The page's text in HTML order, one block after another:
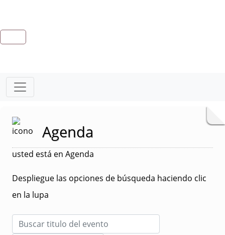
Agenda
usted está en Agenda
Despliegue las opciones de búsqueda haciendo clic
en la lupa